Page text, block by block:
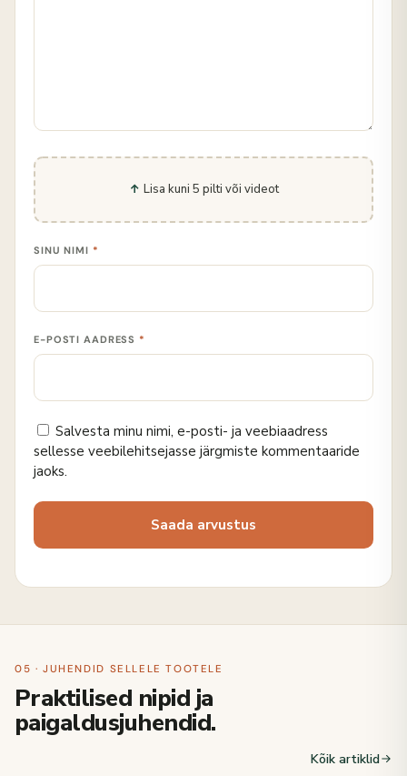
Lisa kuni 5 pilti või videot
SINU NIMI *
E-POSTI AADRESS *
Salvesta minu nimi, e-posti- ja veebiaadress
sellesse veebilehitsejasse järgmiste kommentaaride
jaoks.
05 · JUHENDID SELLELE TOOTELE
Praktilised nipid ja
paigaldusjuhendid.
Kõik artiklid